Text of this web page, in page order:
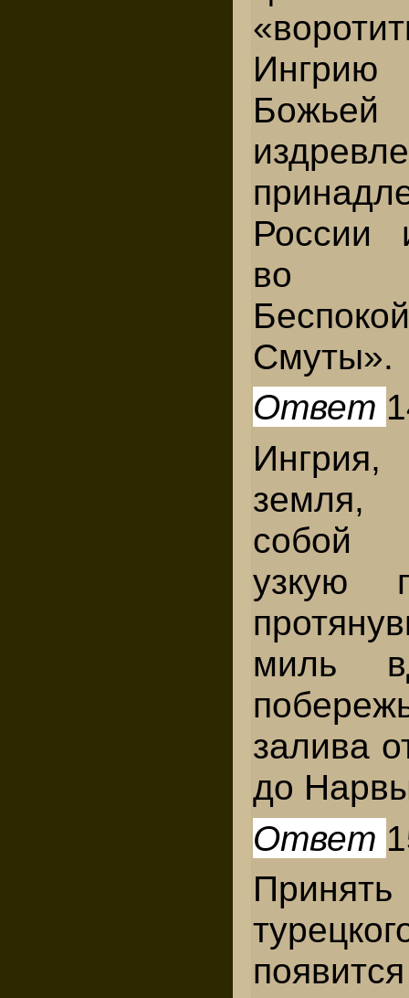
издревле
России
во
Смуты».
Ответ
Ингрия,
земля,
собой
узкую
миль
залива
до
Ответ